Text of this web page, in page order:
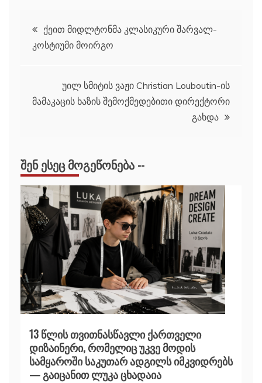
პოსტის
ნავიგაცია
ქეით მიდლტონმა კლასიკური შარვალ-
კოსტიუმი მოირგო
უილ სმიტის ვაჟი Christian Louboutin-ის
მამაკაცის ხაზის შემოქმედებითი დირექტორი
გახდა
ᲨᲔᲜ ᲔᲡᲔᲪ ᲛᲝᲒᲔᲬᲝᲜᲔᲑᲐ --
13 წლის თვითნასწავლი ქართველი
დიზაინერი, რომელიც უკვე მოდის
სამყაროში საკუთარ ადგილს იმკვიდრებს
— გაიცანით ლუკა ცხადაია